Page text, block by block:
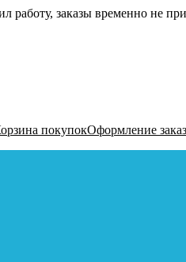
работу, заказы временно не
покупокОформление